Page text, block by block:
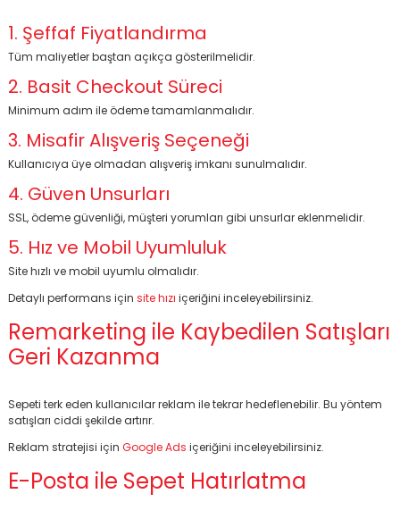
1. Şeffaf Fiyatlandırma
Tüm maliyetler baştan açıkça gösterilmelidir.
2. Basit Checkout Süreci
Minimum adım ile ödeme tamamlanmalıdır.
3. Misafir Alışveriş Seçeneği
Kullanıcıya üye olmadan alışveriş imkanı sunulmalıdır.
4. Güven Unsurları
SSL, ödeme güvenliği, müşteri yorumları gibi unsurlar eklenmelidir.
5. Hız ve Mobil Uyumluluk
Site hızlı ve mobil uyumlu olmalıdır.
Detaylı performans için site hızı içeriğini inceleyebilirsiniz.
Remarketing ile Kaybedilen Satışları
Geri Kazanma
Sepeti terk eden kullanıcılar reklam ile tekrar hedeflenebilir. Bu yöntem
satışları ciddi şekilde artırır.
Reklam stratejisi için Google Ads içeriğini inceleyebilirsiniz.
E-Posta ile Sepet Hatırlatma